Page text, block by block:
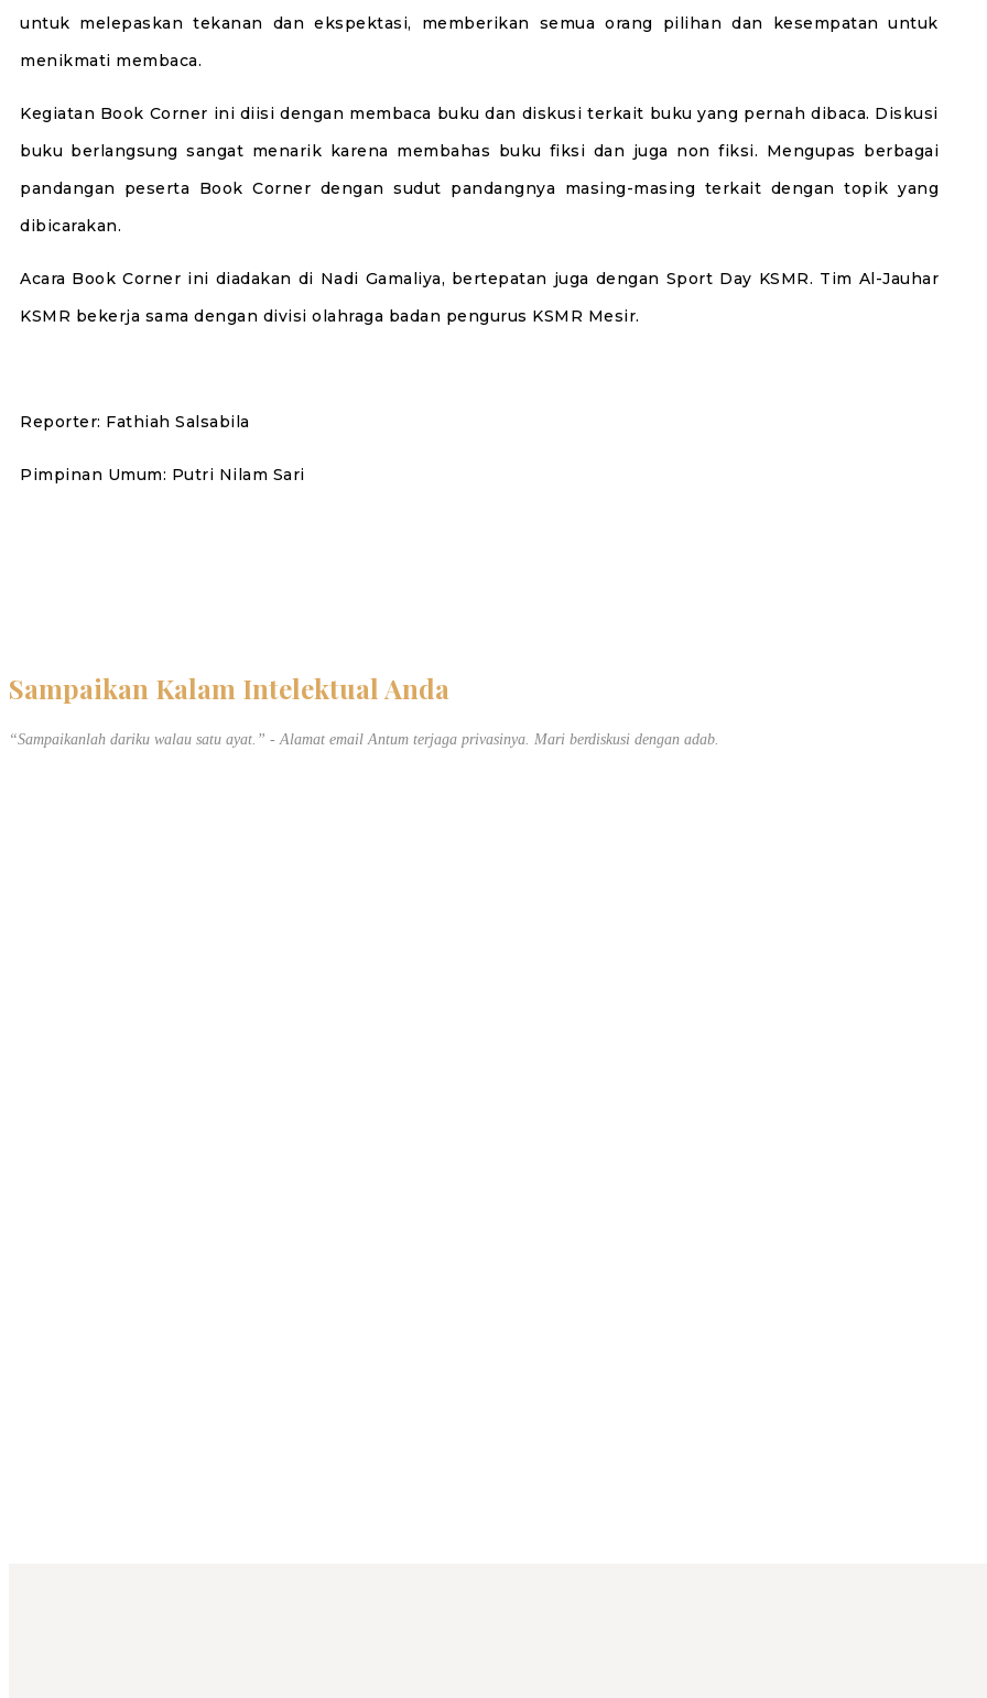
untuk melepaskan tekanan dan ekspektasi, memberikan semua orang pilihan dan kesempatan untuk
menikmati membaca.
Kegiatan Book Corner ini diisi dengan membaca buku dan diskusi terkait buku yang pernah dibaca. Diskusi
buku berlangsung sangat menarik karena membahas buku fiksi dan juga non fiksi. Mengupas berbagai
pandangan peserta Book Corner dengan sudut pandangnya masing-masing terkait dengan topik yang
dibicarakan.
Acara Book Corner ini diadakan di Nadi Gamaliya, bertepatan juga dengan Sport Day KSMR. Tim Al-Jauhar
KSMR bekerja sama dengan divisi olahraga badan pengurus KSMR Mesir.
Reporter: Fathiah Salsabila
Pimpinan Umum: Putri Nilam Sari